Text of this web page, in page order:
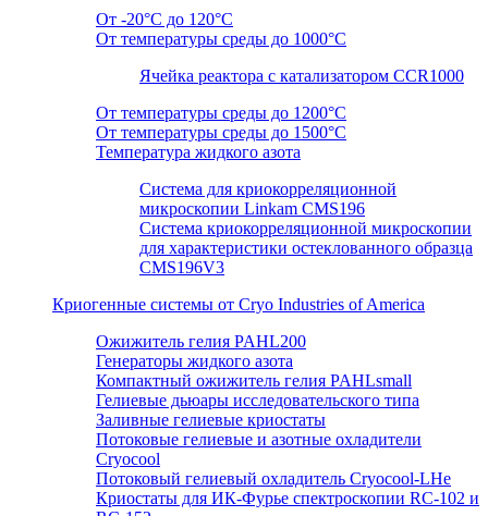
От -20°C до 120°C
От температуры среды до 1000°C
Ячейка реактора с катализатором CCR1000
От температуры среды до 1200°C
От температуры среды до 1500°C
Температура жидкого азота
Система для криокорреляционной
микроскопии Linkam CMS196
Система криокорреляционной микроскопии
для характеристики остеклованного образца
CMS196V3
Криогенные системы от Cryo Industries of America
Ожижитель гелия PAHL200
Генераторы жидкого азота
Компактный ожижитель гелия PAHLsmall
Гелиевые дьюары исследовательского типа
Заливные гелиевые криостаты
Потоковые гелиевые и азотные охладители
Cryocool
Потоковый гелиевый охладитель Cryocool-LHe
Криостаты для ИК-Фурье спектроскопии RC-102 и